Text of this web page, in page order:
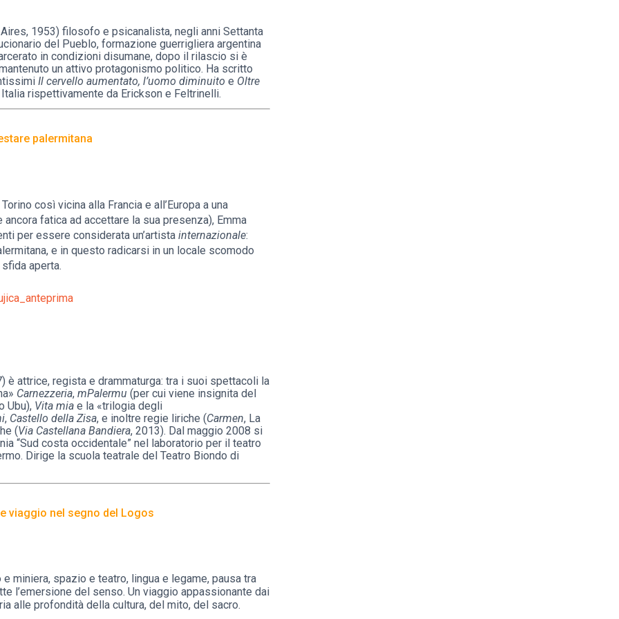
1953) filosofo e psicanalista, negli anni Settanta
del Pueblo, formazione guerrigliera argentina
in condizioni disumane, dopo il rilascio si è
un attivo protagonismo politico. Ha scritto
Il cervello aumentato, l’uomo diminuito e Oltre
rispettivamente da Erickson e Feltrinelli.
palermitana
così vicina alla Francia e all’Europa a una
fatica ad accettare la sua presenza), Emma
per essere considerata un’artista internazionale:
e in questo radicarsi in un locale scomodo
sfida aperta.
è attrice, regista e drammaturga: tra i suoi spettacoli la
Carnezzeria, mPalermu (per cui viene insignita del
Ubu), Vita mia e la «trilogia degli
, Castello della Zisa, e inoltre regie liriche (Carmen, La
(Via Castellana Bandiera, 2013). Dal maggio 2008 si
“Sud costa occidentale” nel laboratorio per il teatro
Dirige la scuola teatrale del Teatro Biondo di
viaggio nel segno del Logos
miniera, spazio e teatro, lingua e legame, pausa tra
l’emersione del senso. Un viaggio appassionante dai
alle profondità della cultura, del mito, del sacro.